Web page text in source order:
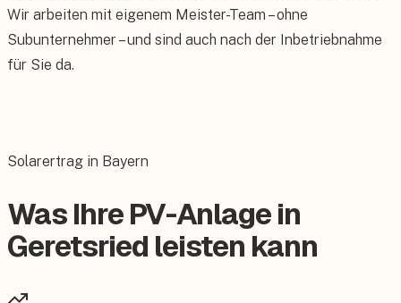
Wir arbeiten mit eigenem Meister-Team – ohne
Subunternehmer – und sind auch nach der Inbetriebnahme
für Sie da.
Solarertrag in Bayern
Was Ihre PV-Anlage in
Geretsried leisten kann